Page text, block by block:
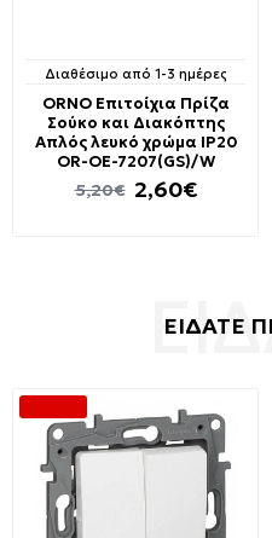
Διαθέσιμο από 1-3 ημέρες
ORNO Επιτοίχια Πρίζα
Σούκο και Διακόπτης
Απλός λευκό χρώμα IP20
OR-OE-7207(GS)/W
2,60€
5,20€
ΕΙΔΑΤΕ